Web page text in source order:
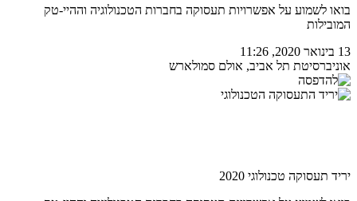
בואו לשמוע על אפשרויות תעסוקה בחברות הטכנולוגיה וההיי-טק
המובילות
13 בינואר 2020, 11:26
אוניברסיטת תל אביב, אולם סמולארש
יריד תעסוקה טכנולוגי 2020